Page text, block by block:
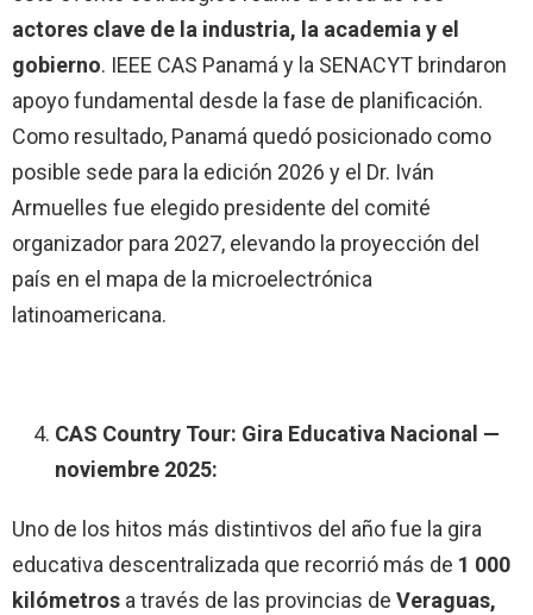
actores clave de la industria, la academia y el
gobierno. IEEE CAS Panamá y la SENACYT brindaron
apoyo fundamental desde la fase de planificación.
Como resultado, Panamá quedó posicionado como
posible sede para la edición 2026 y el Dr. Iván
Armuelles fue elegido presidente del comité
organizador para 2027, elevando la proyección del
país en el mapa de la microelectrónica
latinoamericana.
CAS Country Tour: Gira Educativa Nacional —
noviembre 2025:
Uno de los hitos más distintivos del año fue la gira
educativa descentralizada que recorrió más de 1 000
kilómetros a través de las provincias de Veraguas,